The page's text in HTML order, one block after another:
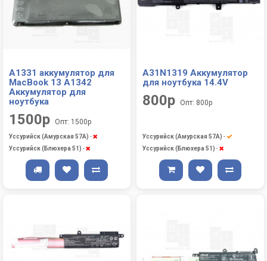
A1331 аккумулятор для
MacBook 13 A1342
Аккумулятор для
ноутбука
1500р Опт: 1500р
Уссурийск (Амурская 57А) -
Уссурийск (Блюхера 51) -
A31N1319 Аккумулятор
для ноутбука 14.4V
800р Опт: 800р
Уссурийск (Амурская 57А) -
Уссурийск (Блюхера 51) -